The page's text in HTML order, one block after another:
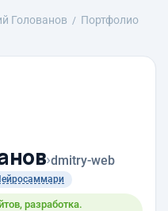
Голованов
Портфолио
›dmitry-web
разработка.